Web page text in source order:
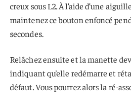
creux sous L2. À l’aide d’une
maintenez ce bouton enfoncé
secondes.
Relâchez ensuite et la manette
indiquant qu’elle redémarre et
défaut. Vous pourrez alors la ré-